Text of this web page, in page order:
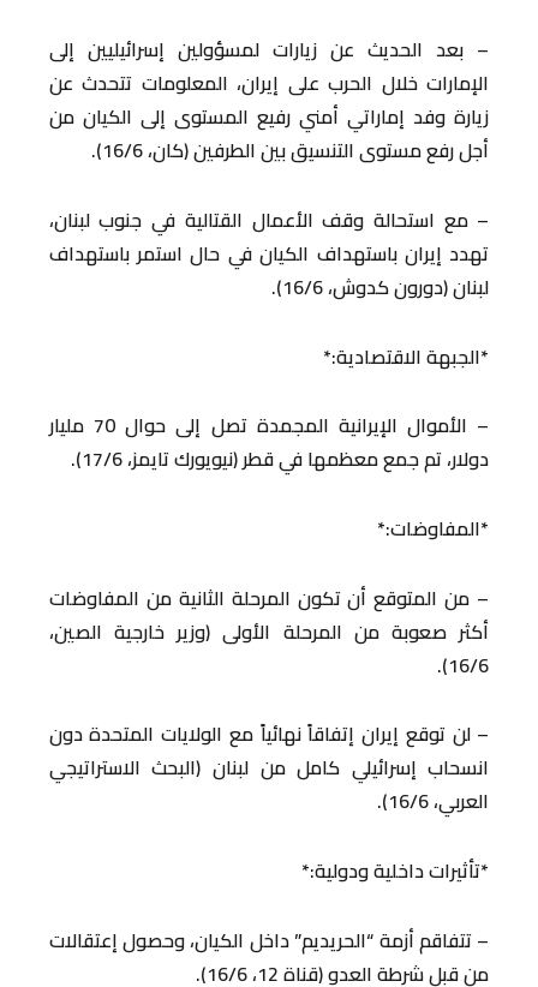
– بعد الحديث عن زيارات لمسؤولين إسرائيليين إلى
الإمارات خلال الحرب على إيران، المعلومات تتحدث عن
زيارة وفد إماراتي أمني رفيع المستوى إلى الكيان من
أجل رفع مستوى التنسيق بين الطرفين (كان، 16/6).
– مع استحالة وقف الأعمال القتالية في جنوب لبنان،
تهدد إيران باستهداف الكيان في حال استمر باستهداف
لبنان (دورون كدوش، 16/6).
*الجبهة الاقتصادية:*
– الأموال الإيرانية المجمدة تصل إلى حوال 70 مليار
دولار، تم جمع معظمها في قطر (نيويورك تايمز، 17/6).
*المفاوضات:*
– من المتوقع أن تكون المرحلة الثانية من المفاوضات
أكثر صعوبة من المرحلة الأولى (وزير خارجية الصين،
16/6).
– لن توقع إيران إتفاقاً نهائياً مع الولايات المتحدة دون
انسحاب إسرائيلي كامل من لبنان (البحث الاستراتيجي
العربي، 16/6).
*تأثيرات داخلية ودولية:*
– تتفاقم أزمة “الحريديم” داخل الكيان، وحصول إعتقالات
من قبل شرطة العدو (قناة 12، 16/6).